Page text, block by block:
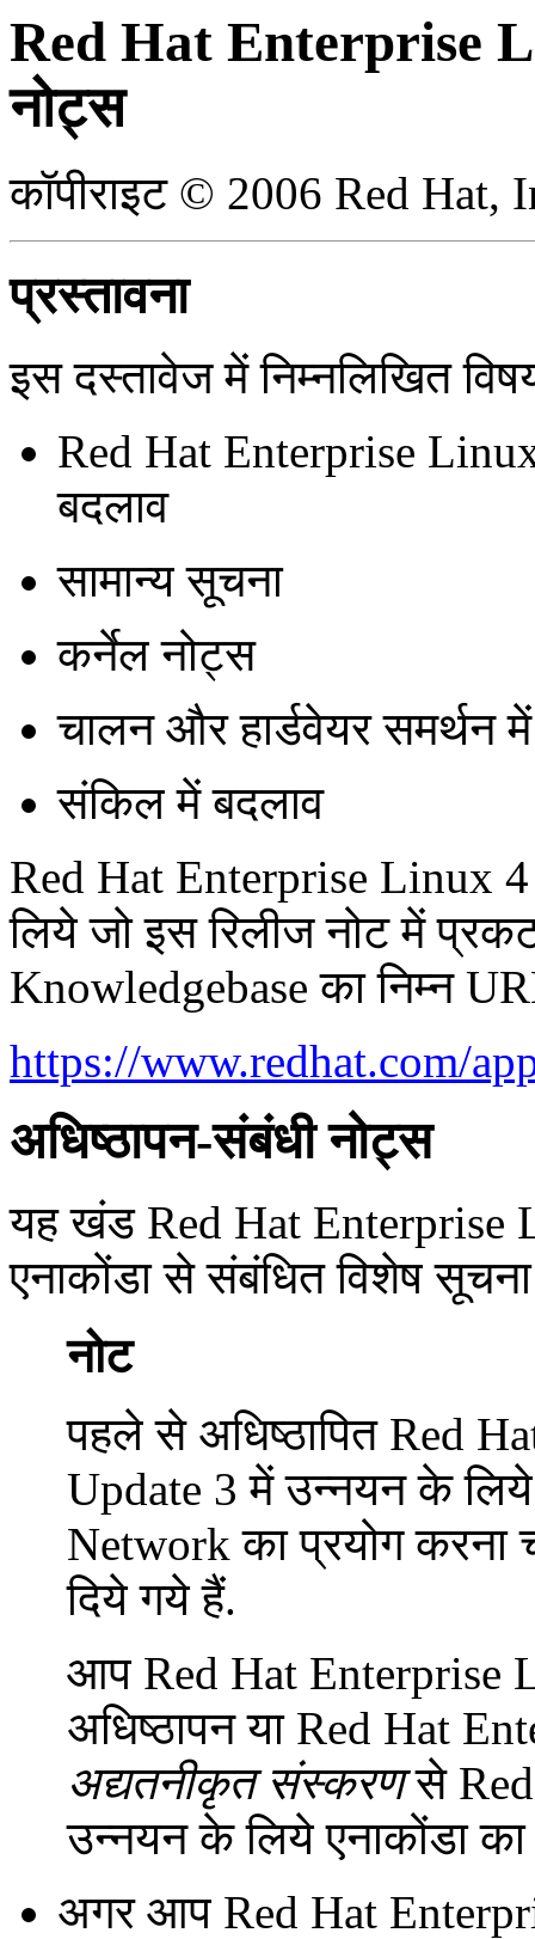
Red Hat Enterprise
नोट्स
कॉपीराइट © 2006 Red Hat,
प्रस्तावना
इस दस्तावेज में निम्नलिखित
Red Hat Enterprise
बदलाव
सामान्य सूचना
कर्नेल नोट्स
चालन और हार्डवेयर समर्थन
संकिल में बदलाव
Red Hat Enterprise Linux
लिये जो इस रिलीज नोट में
Knowledgebase का निम्न
https://www.redhat.com/
अधिष्ठापन-संबंधी नोट्स
यह खंड Red Hat Enterprise
एनाकोंडा से संबंधित विशेष
नोट
पहले से अधिष्ठापित Red
Update 3 में उन्नयन के
Network का प्रयोग
दिये गये हैं.
आप Red Hat Enterprise
अधिष्ठापन या Red Hat
अद्यतनीकृत संस्करणसे Red
उन्नयन के लिये एनाकोंडा
अगर आप Red Hat